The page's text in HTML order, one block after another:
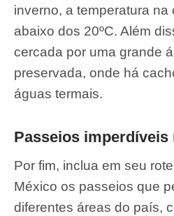
inverno, a temperatura na
abaixo dos 20ºC. Além
cercada por uma grande
preservada, onde há
águas termais.
Passeios imperdíveis
Por fim, inclua em seu
México os passeios que
diferentes áreas do país,